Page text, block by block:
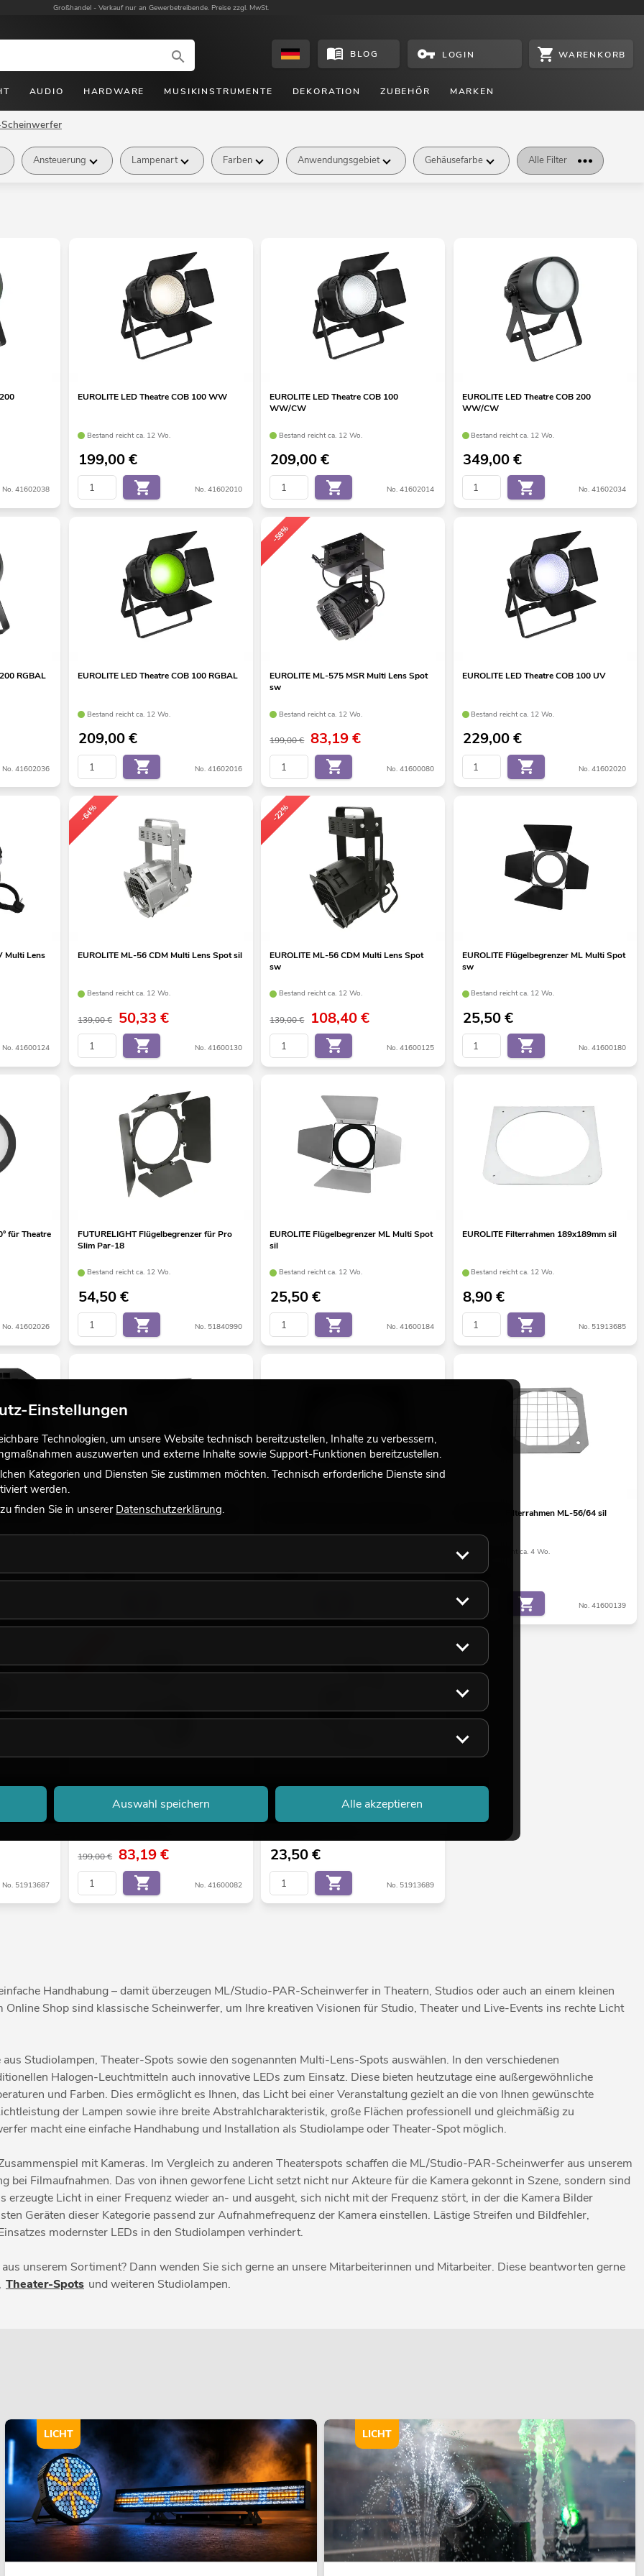
Großhandel - Verkauf nur an Gewerbetreibende. Preise zzgl. MwSt.
BLOG LOGIN WARENKORB
AUDIO HARDWARE MUSIKINSTRUMENTE DEKORATION ZUBEHÖR MARKEN
Ansteuerung Lampenart Farben Anwendungsgebiet Gehäusefarbe Alle Filter
No. 41602038
EUROLITE LED Theatre COB 100 WW
Bestand reicht ca. 12 Wo.
199,00€
No. 41602010
EUROLITE LED Theatre COB 100
WW/CW
Bestand reicht ca. 12 Wo.
209,00€
No. 41602014
EUROLITE LED Theatre COB 200
WW/CW
Bestand reicht ca. 12 Wo.
349,00€
No. 41602034
RGBAL
No. 41602036
EUROLITE LED Theatre COB 100 RGBAL
Bestand reicht ca. 12 Wo.
209,00€
No. 41602016
-58%
EUROLITE ML-575 MSR Multi Lens Spot
sw
Bestand reicht ca. 12 Wo.
199,00 € 83,19€
No. 41600080
EUROLITE LED Theatre COB 100 UV
Bestand reicht ca. 12 Wo.
229,00€
No. 41602020
Multi Lens
No. 41600124
-64%
EUROLITE ML-56 CDM Multi Lens Spot sil
Bestand reicht ca. 12 Wo.
139,00 € 50,33€
No. 41600130
-22%
EUROLITE ML-56 CDM Multi Lens Spot
sw
Bestand reicht ca. 12 Wo.
139,00 € 108,40€
No. 41600125
EUROLITE Flügelbegrenzer ML Multi Spot
sw
Bestand reicht ca. 12 Wo.
25,50€
No. 41600180
für Theatre
No. 41602026
FUTURELIGHT Flügelbegrenzer für Pro
Slim Par-18
Bestand reicht ca. 12 Wo.
54,50€
No. 51840990
EUROLITE Flügelbegrenzer ML Multi Spot
sil
Bestand reicht ca. 12 Wo.
25,50€
No. 41600184
EUROLITE Filterrahmen 189x189mm sil
Bestand reicht ca. 12 Wo.
8,90€
No. 51913685
30, sw
EUROLITE Flügelbegrenzer 235x235mm
39,00€ 8,90€
EUROLITE Filterrahmen ML-56/64 sil
Bestand reicht ca. 4 Wo.
5,90
No. 41600139
No. 51913687
199,00 € 83,19€
No. 41600082
EUROLITE Flügelbegrenzer LED ML-30
23,50€
No. 51913689
Handhabung – damit überzeugen ML/Studio-PAR-Scheinwerfer in Theatern, Studios oder auch an einem kleinen
Shop sind klassische Scheinwerfer, um Ihre kreativen Visionen für Studio, Theater und Live-Events ins rechte Licht
Studiolampen, Theater-Spots sowie den sogenannten Multi-Lens-Spots auswählen. In den verschiedenen
Halogen-Leuchtmitteln auch innovative LEDs zum Einsatz. Diese bieten heutzutage eine außergewöhnliche
und Farben. Dies ermöglicht es Ihnen, das Licht bei einer Veranstaltung gezielt an die von Ihnen gewünschte
der Lampen sowie ihre breite Abstrahlcharakteristik, große Flächen professionell und gleichmäßig zu
macht eine einfache Handhabung und Installation als Studiolampe oder Theater-Spot möglich.
mit Kameras. Im Vergleich zu anderen Theaterspots schaffen die ML/Studio-PAR-Scheinwerfer aus unserem
bei Filmaufnahmen. Das von ihnen geworfene Licht setzt nicht nur Akteure für die Kamera gekonnt in Szene, sondern sind
Licht in einer Frequenz wieder an- und ausgeht, sich nicht mit der Frequenz stört, in der die Kamera Bilder
Geräten dieser Kategorie passend zur Aufnahmefrequenz der Kamera einstellen. Lästige Streifen und Bildfehler,
modernster LEDs in den Studiolampen verhindert.
unserem Sortiment? Dann wenden Sie sich gerne an unsere Mitarbeiterinnen und Mitarbeiter. Diese beantworten gerne
Theater-Spots und weiteren Studiolampen.
LICHT LICHT
Einstellungen
Technologien, um unsere Website technisch bereitzustellen, Inhalte zu verbessern,
auszuwerten und externe Inhalte sowie Support-Funktionen bereitzustellen.
Kategorien und Diensten Sie zustimmen möchten. Technisch erforderliche Dienste sind
werden.
finden Sie in unserer Datenschutzerklärung.
Auswahl speichern Alle akzeptieren